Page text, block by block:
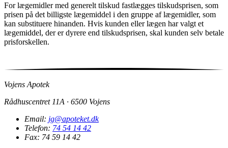
For lægemidler med generelt tilskud fastlægges tilskudsprisen, som
prisen på det billigste lægemiddel i den gruppe af lægemidler, som
kan substituere hinanden. Hvis kunden eller lægen har valgt et
lægemiddel, der er dyrere end tilskudsprisen, skal kunden selv betale
prisforskellen.
Vojens Apotek
Rådhuscentret 11A · 6500 Vojens
Email: jg@apoteket.dk
Telefon: 74 54 14 42
Fax: 74 59 14 42